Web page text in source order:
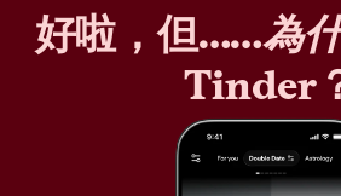
好啦，但……為
Tinder